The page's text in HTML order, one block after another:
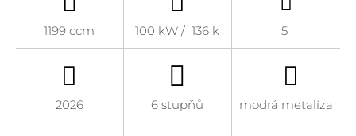
1199 ccm 100 kW / 136 k 5
2026 6 stupňů modrá metalíza